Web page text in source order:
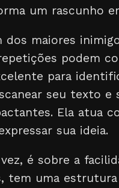
um rascunho
maiores
podem
para
seu texto e
Ela atua
sua ideia.
é sobre a
tem uma